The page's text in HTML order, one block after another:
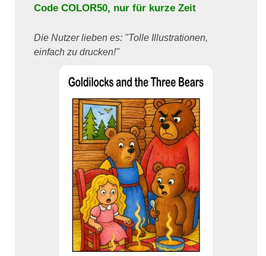
Code COLOR50, nur für kurze Zeit
Die Nutzer lieben es: "Tolle Illustrationen,
einfach zu drucken!"